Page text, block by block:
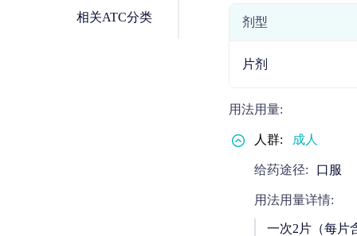
相关ATC分类 剂型
片剂
用法用量:
人群: 成人
给药途径: 口服
用法用量详情:
一次2片（每片